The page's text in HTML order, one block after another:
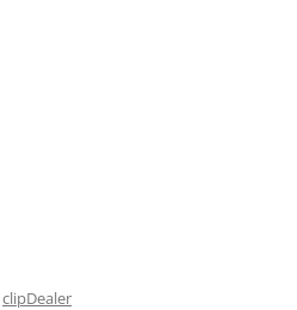
clipDealer